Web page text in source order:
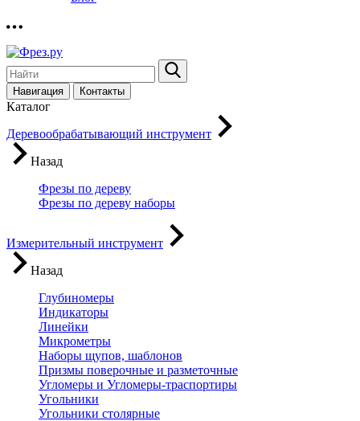
Навигация Контакты
Каталог
Деревообрабатывающий инструмент
Назад
Фрезы по дереву
Фрезы по дереву наборы
Измерительный инструмент
Назад
Глубиномеры
Индикаторы
Линейки
Микрометры
Наборы щупов, шаблонов
Призмы поверочные и разметочные
Угломеры и Угломеры-траспортиры
Угольники
Угольники столярные